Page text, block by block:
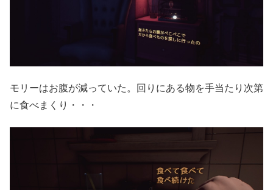
モリーはお腹が減っていた。回りにある物を手当たり次第
に食べまくり・・・